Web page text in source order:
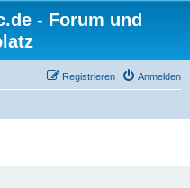
- Forum und
Anmelden
Registrieren